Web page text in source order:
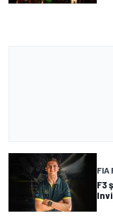
FIA
F3